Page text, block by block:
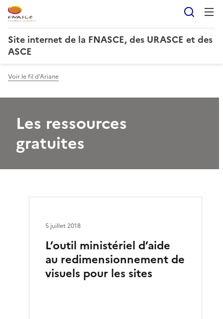
Site internet de la FNASCE, des URASCE et des
ASCE
Voir le fil d'Ariane
Les ressources
gratuites
L’outil ministériel d’aide
au redimensionnement de
visuels pour les sites
5 juillet 2018